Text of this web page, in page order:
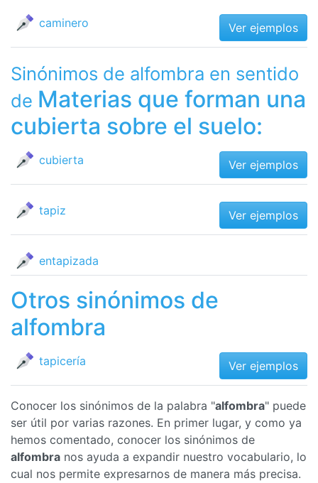
caminero Ver ejemplos
Sinónimos de alfombra en sentido
de Materias que forman una
cubierta sobre el suelo:
cubierta Ver ejemplos
tapiz Ver ejemplos
entapizada
Otros sinónimos de
alfombra
tapicería Ver ejemplos
Conocer los sinónimos de la palabra "alfombra" puede
ser útil por varias razones. En primer lugar, y como ya
hemos comentado, conocer los sinónimos de
alfombra nos ayuda a expandir nuestro vocabulario, lo
cual nos permite expresarnos de manera más precisa.